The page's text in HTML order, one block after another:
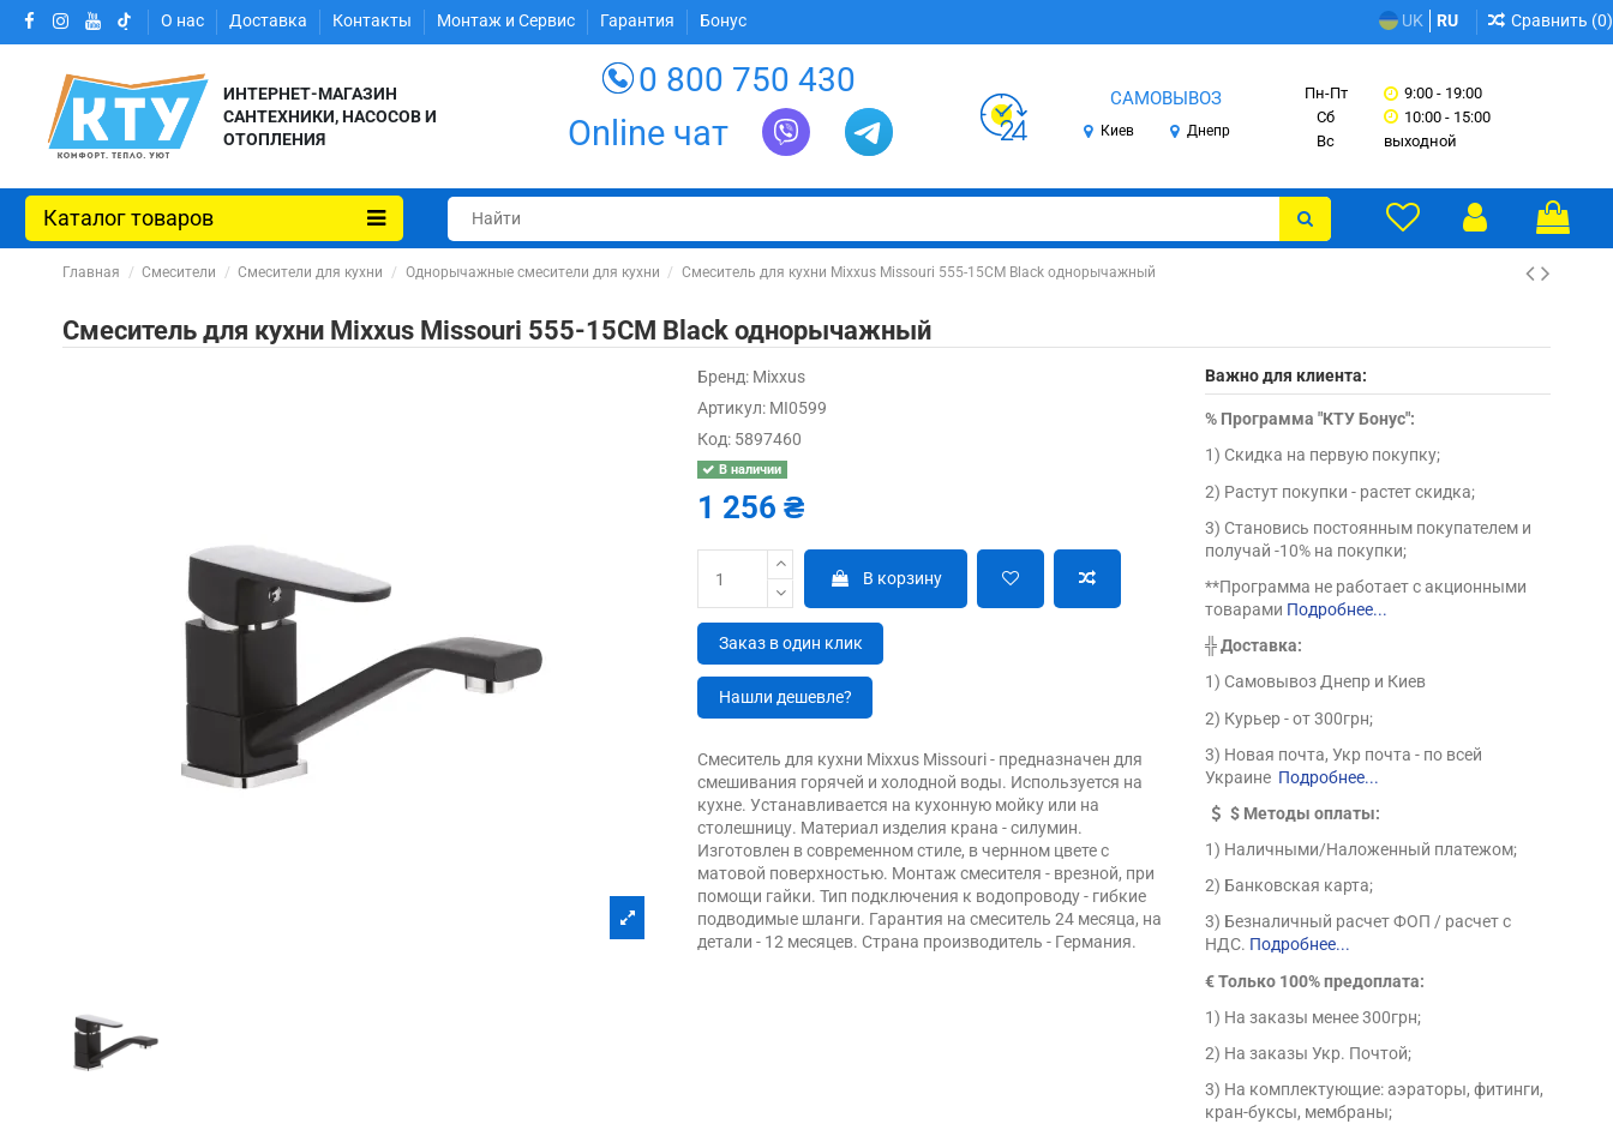
О нас Доставка Контакты Монтаж и Сервис Гарантия Бонус UK RU Сравнить (0)
ИНТЕРНЕТ-МАГАЗИН
САНТЕХНИКИ, НАСОСОВ И
ОТОПЛЕНИЯ
0 800 750 430
Online чат
САМОВЫВОЗ
Киев Днепр
Пн-Пт
Сб
Вс
9:00 - 19:00
10:00 - 15:00
выходной
Каталог товаров
Главная Смесители Смесители для кухни Однорычажные смесители для кухни Смеситель для кухни Mixxus Missouri 555-15CM Black однорычажный
Смеситель для кухни Mixxus Missouri 555-15CM Black однорычажный
Бренд: Mixxus
Артикул: MI0599
Код: 5897460
В наличии
1 256 ₴
В корзину
Заказ в один клик
Нашли дешевле?
Смеситель для кухни Mixxus Missouri - предназначен для
смешивания горячей и холодной воды. Используется на
кухне. Устанавливается на кухонную мойку или на
столешницу. Материал изделия крана - силумин.
Изготовлен в современном стиле, в чернном цвете с
матовой поверхностью. Монтаж смесителя - врезной, при
помощи гайки. Тип подключения к водопроводу - гибкие
подводимые шланги. Гарантия на смеситель 24 месяца, на
детали - 12 месяцев. Страна производитель - Германия.
Важно для клиента:
% Программа "КТУ Бонус":
1) Скидка на первую покупку;
2) Растут покупки - растет скидка;
3) Становись постоянным покупателем и
получай -10% на покупки;
**Программа не работает с акционными
товарами Подробнее...
╬Доставка:
1) Самовывоз Днепр и Киев
2) Курьер - от 300грн;
3) Новая почта, Укр почта - по всей
Украине Подробнее...
$ Методы оплаты:
1) Наличными/Наложенный платежом;
2) Банковская карта;
3) Безналичный расчет ФОП / расчет с
НДС. Подробнее...
€ Только 100% предоплата:
1) На заказы менее 300грн;
2) На заказы Укр. Почтой;
3) На комплектующие: аэраторы, фитинги,
кран-буксы, мембраны;